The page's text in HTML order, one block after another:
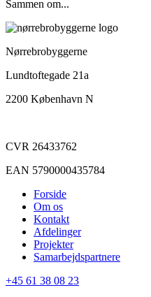
Sammen om...
Nørrebrobyggerne
Lundtoftegade 21a
2200 København N
CVR 26433762
EAN 5790000435784
Forside
Om os
Kontakt
Afdelinger
Projekter
Samarbejdspartnere
+45 61 38 08 23